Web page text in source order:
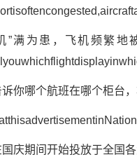
”满为患，飞机频繁
你哪个航班在哪个柜台
庆期间开始投放于全国